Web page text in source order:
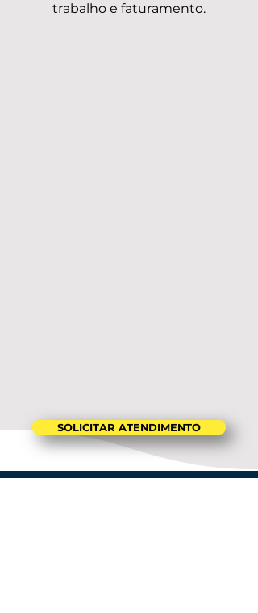
trabalho e faturamento.
SOLICITAR ATENDIMENTO